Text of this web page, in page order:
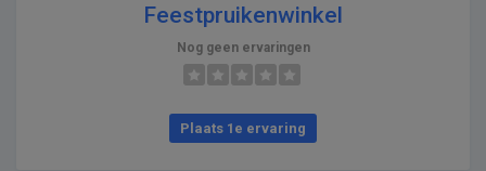
Feestpruikenwinkel
Nog geen ervaringen
Plaats 1e ervaring